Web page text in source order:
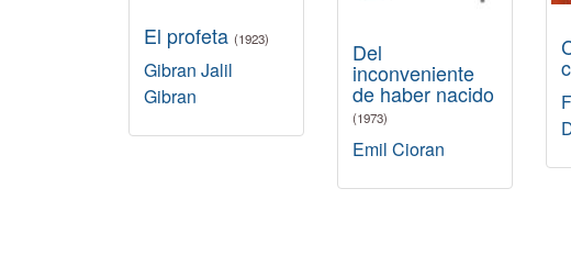
El profeta (1923)
Gibran Jalil
Gibran
Del
inconveniente
de haber nacido
(1973)
Emil Cioran